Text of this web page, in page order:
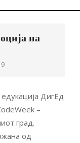
на
ДигЕд
–
град.
од